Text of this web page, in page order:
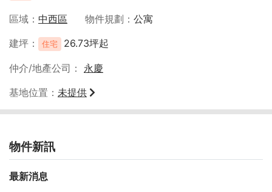
區域 中西區 物件規劃
公寓
建坪
住宅 26.73坪起
仲介/地產公司
永慶
基地位置
未提供
物件新訊
最新消息